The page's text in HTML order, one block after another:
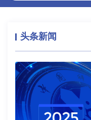
头条新闻